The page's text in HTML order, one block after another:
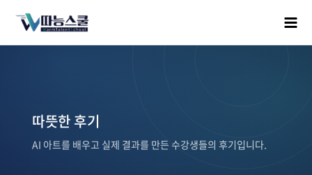
따뜻한 후기
AI 아트를 배우고 실제 결과를 만든 수강생들의 후기입니다.